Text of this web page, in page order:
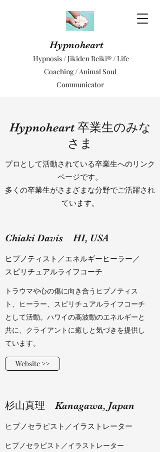
Hypnoheart
Hypnosis / Jikiden Reiki® / Life
Coaching / Animal Soul
Communicator
​​Hypnoheart 卒業生のみな
さま
プロとして活動されている卒業生へのリンク
ページです。
多くの卒業生がさまざまな分野でご活躍され
ています。
​​Chiaki Davis HI, USA
ヒプノティスト／エネルギーヒーラー／
スピリチュアルライフコーチ
​​トラウマや心の傷に向き合うヒプノティス
ト、ヒーラー、スピリチュアルライフコーチ
として活動。ハワイの高波動のエネルギーと
共に、クライアントに癒しと気づきを提供し
ています。
Website >>
​​杉山真理 Kanagawa, Japan
​​ヒプノセラピスト／イラストレーター
ヒプノセラピスト／イラストレーター